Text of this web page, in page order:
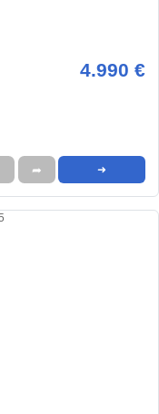
4.990 €
➦ ➜